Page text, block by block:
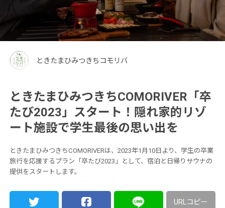
ときたまひみつきちコモリバ
ときたまひみつきちCOMORIVER「卒
たび2023」スタート！隠れ家的リゾ
ート施設で学生最後の思い出を
ときたまひみつきちCOMORIVERは、2023年1月10日より、学生の卒業
旅行を応援するプラン「卒たび2023」として、宿泊と日帰りサウナの
提供をスタートします。
URLコピー